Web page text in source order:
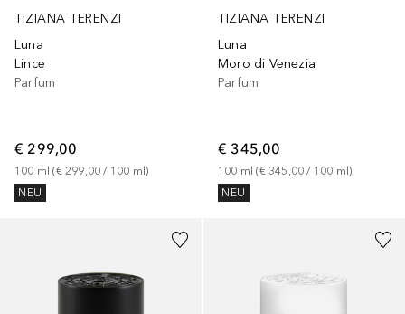
TIZIANA TERENZI
Luna
Lince
Parfum
€ 299,00
100 ml (€ 299,00 / 100 ml)
NEU
TIZIANA TERENZI
Luna
Moro di Venezia
Parfum
€ 345,00
100 ml (€ 345,00 / 100 ml)
NEU